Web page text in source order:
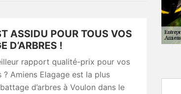
ASSIDU POUR TOUS VOS
D’ARBRES !
rapport qualité-prix pour vos
? Amiens Elagage est la plus
d’arbres à Voulon dans le